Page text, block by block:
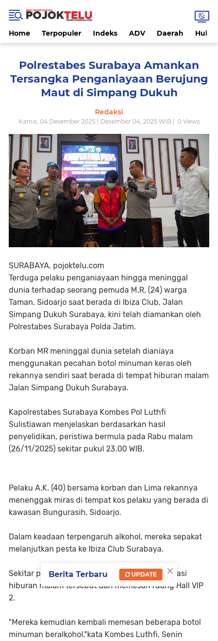
Home Terpopuler Indeks ADV Daerah
Polrestabes Surabaya Amankan
Tersangka Penganiayaan Berujung
Maut di Simpang Dukuh
Redaksi
Kamis, 04 Desember 2025 | Desember 04, 2025 WIB | 0Views
SURABAYA, pojoktelu.com
Terduga pelaku penganiayaan hingga meninggal
dunia terhadap seorang pemuda M.R. (24) warga
Taman, Sidoarjo saat berada di Ibiza Club, Jalan
Simpang Dukuh Surabaya, kini telah diamankan oleh
Polrestabes Surabaya Polda Jatim.
Korban MR meninggal dunia setelah dianiaya
menggunakan pecahan botol minuman keras oleh
rekannya sendiri saat berada di tempat hiburan malam
Jalan Simpang Dukuh Surabaya.
Kapolrestabes Surabaya Kombes Pol Luthfi
Sulistiawan menjelaskan berdasarkan hasil
penyelidikan, peristiwa bermula pada Rabu malam
(26/11/2025) sekitar pukul 23.00 WIB.
Pelaku A.K. (40) bersama korban dan Lima rekannya
menenggak miras di tempat kos pelaku yang berada di
kawasan Bungurasih, Sidoarjo.
Dalam keadaan terpengaruh alkohol, mereka sepakat
melanjutkan pesta ke Ibiza Club Surabaya.
Sekitar pukul 00.30 WIB rombongan tiba di lokasi
hiburan malam tersebut dan memesan ruang Hall VIP
2.
"Mereka kemudian kembali memesan beberapa botol
minuman beralkohol,"kata Kombes Luthfi, Senin
×
Berita Terbaru UPDATE